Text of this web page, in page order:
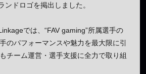
ンドロゴを掲出しました。
では、“FAV gaming”所属選手の
のパフォーマンスや魅力を最大限に引
チーム運営・選手支援に全力で取り組